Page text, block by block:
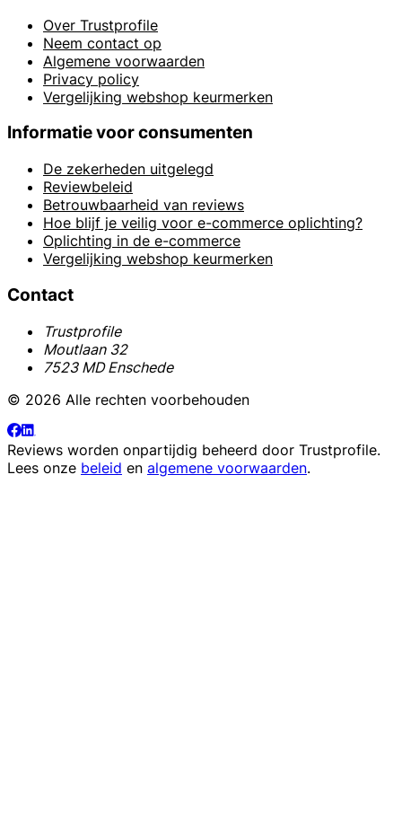
Over Trustprofile
Neem contact op
Algemene voorwaarden
Privacy policy
Vergelijking webshop keurmerken
Informatie voor consumenten
De zekerheden uitgelegd
Reviewbeleid
Betrouwbaarheid van reviews
Hoe blijf je veilig voor e-commerce oplichting?
Oplichting in de e-commerce
Vergelijking webshop keurmerken
Contact
Trustprofile
Moutlaan 32
7523 MD Enschede
© 2026 Alle rechten voorbehouden
Reviews worden onpartijdig beheerd door Trustprofile.
Lees onze beleid en algemene voorwaarden.